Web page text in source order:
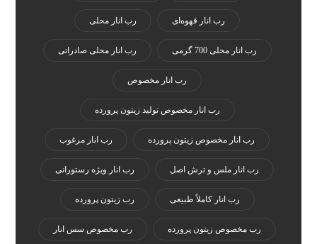
رب انار قهوه‌ای رب انار محلی
رب انار محلی 700 گرمی رب انار محلی صادراتی
رب انار مخصوص
رب انار مخصوص تولید زیتون پرورده
رب انار مخصوص زیتون پرورده رب انار مرغوب
رب انار ملس و ترش اصل رب انار ویژه رستورانی
رب انار کاملاً طبیعی رب زیتون پرورده
رب مخصوص زیتون پرورده رب مخصوص سس انار